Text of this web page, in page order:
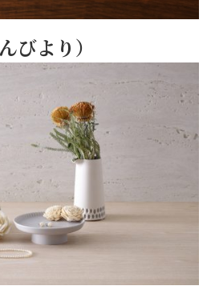
びより）